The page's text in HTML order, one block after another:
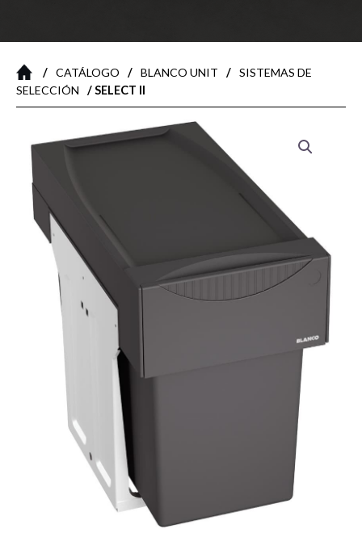
/ CATÁLOGO / BLANCO UNIT / SISTEMAS DE
SELECCIÓN
/ SELECT II